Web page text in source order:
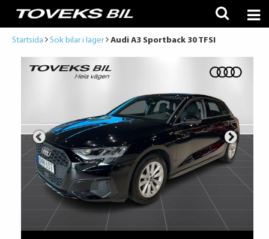
Startsida Sök bilar i lager Audi A3 Sportback 30 TFSI